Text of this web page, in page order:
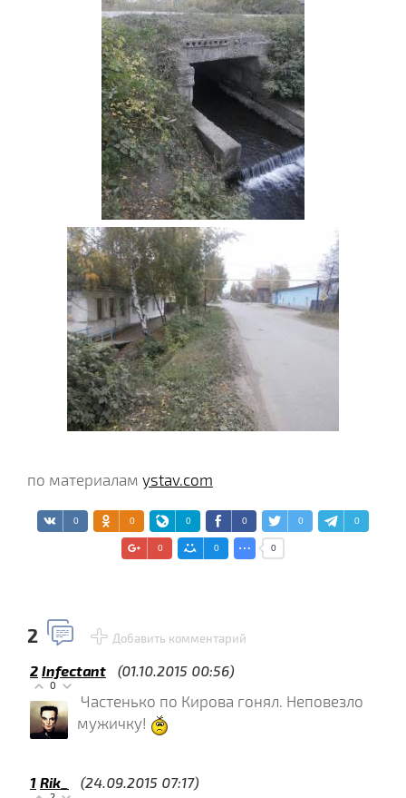
по материалам ystav.com
0 0 0 0 0 0
0 0 0
2 Добавить комментарий
2 Infectant (01.10.2015 00:56)
0
Частенько по Кирова гонял. Неповезло
мужичку!
1 Rik_ (24.09.2015 07:17)